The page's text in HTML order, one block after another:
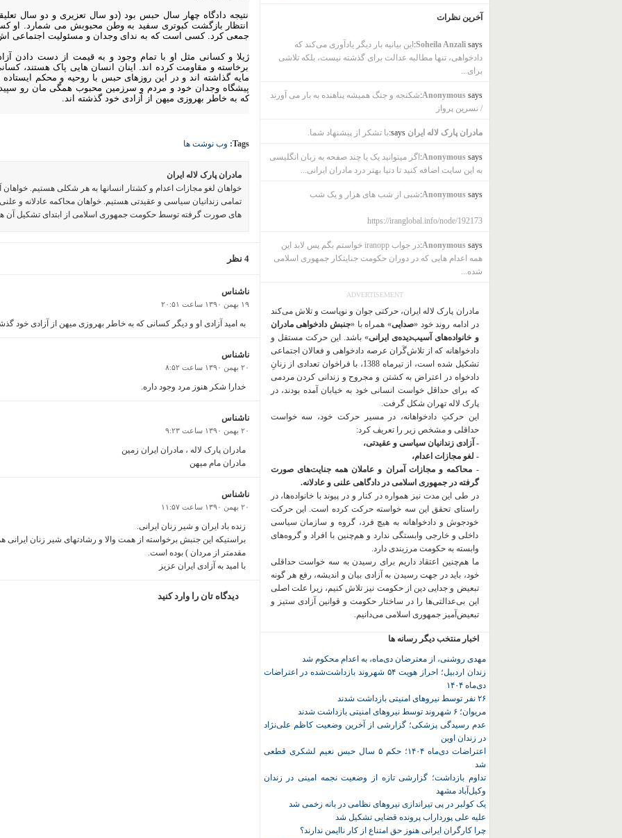
نتیجه دادگاه چهار سال حبس بود (دو سال تعزیری و دو سال
انتظار بازگشت کبوتری سفید به وطن محبوبش می شمارد. او
جمعی کرد. کسی است که به ندای وجدان و مسئولیت اجتماعی
ژیلا و کسانی مثل او با تمام وجود و به قیمت از دست دادن
برخاسته و مقاومت کرده اند. اینان انسان هایی پاک هستند،
مایه گذاشته اند و در این روزهای حبس با روحیه و محکم
پیشگاه وجدان خود و مردم و سرزمین محبوب همگی مان رو سپید
که به خاطر بهروزی میهن از آزادی خود گذشته اند.
Tags: وب نوشت ها
مادران پارک لاله ایران
خواهان لغو مجازات اعدام و کشتار انسانها به هر شکلی هستیم.
تمامی زندانیان سیاسی و عقیدتی هستیم. خواهان محاکمه عادلانه و
های صورت گرفته توسط حکومت جمهوری اسلامی از ابتدای تشکیل آن
4 نظر
ناشناس
۱۹ بهمن ۱۳۹۰ ساعت ۲۰:۵۱
به امید آزادی او و دیگر کسانی که به خاطر بهروزی میهن از آزادی خود
ناشناس
۲۰ بهمن ۱۳۹۰ ساعت ۸:۵۲
خدارا شكر هنوز مرد وجود داره.
ناشناس
۲۰ بهمن ۱۳۹۰ ساعت ۹:۲۳
مادران پارک لاله ، مادران ایران زمین
مادران مام میهن
ناشناس
۲۰ بهمن ۱۳۹۰ ساعت ۱۱:۵۷
زنده باد ایران و شیر زنان ایرانی.
براستیکه این جنبش برخواسته از همت والا و رشادتهای شیر زنان ایرانی
مقدمتر از مردان ) بوده است.
با امید به آزادی ایران عزیز
دیدگاه تان را وارد کنید
آخرین نظرات
Soheila Anzalisays:
این بیانیه بار دیگر یادآوری می‌کند که
دادخواهی، تنها مطالبه عدالت برای گذشته نیست، بلکه تلاشی
برای...
Anonymoussays:
شکنجه و جنگ همیشه پناهنده به بار می آورند
/ نسرین پرواز
مادران پارک لاله ایران says: با تشکر از پیشنهاد شما.
Anonymoussays:
اگر میتوانید یک یا چند صفحه به زبان انگلیسی
به این سایت اضافه کنید تا دنیا بهتر درد مادران ایرانی...
Anonymoussays: شبی از شب های هزار و یک شب
https://iranglobal.info/node/192173
Anonymoussays:
در جواب iranopp خواستم بگم پس لابد این
همه اعدام هایی که در دوران حکومت جنایتکار جمهوری اسلامی
شده...
ADVERTISEMENT
مادران پارک لاله ایران، حرکتی جوان و نوپاست و تلاش می‌کند
در ادامه روند خود «صدایی» همراه با «جنبش دادخواهی مادران
و خانواده‌های آسیب‌دیده‌ی ایرانی» باشد. این حرکت مستقل و
دادخواهانه که از تلاش‌گَران عرصه دادخواهی و فعالان اجتماعی
تشکیل شده است، از تیرماه 1388، با فراخوان تعدادی از زنانِ
دادخواه در اعتراض به کشتن و مجروح و زندانی کردن مردمی
که برای حداقل خواست انسانی خود به خیابان آمده بودند، در
پارک لاله تهران شکل گرفت.
این حرکتِ دادخواهانه، در مسیر حرکت خود، سه خواست
حداقلی و مشخص زیر را تعریف کرد:
- آزادی زندانیان سیاسی و عقیدتی،
- لغو مجازات اعدام،
- محاکمه و مجازات آمران و عاملان همه جنایت‌های صورت
گرفته در جمهوری اسلامی در دادگاهی علنی و عادلانه.
در طی این مدت نیز همواره در کنار و در پیوند با خانواده‌ها، در
راستای تحقق این سه خواسته حرکت کرده است. این حرکت
خودجوش و دادخواهانه به هیچ فرد، گروه و سازمان سیاسی
داخلی و خارجی وابستگی ندارد و هم‌چنین با افراد و گروه‌های
وابسته به حکومت مرزبندی دارد.
ما هم‌چنین اعتقاد داریم برای رسیدن به سه خواست حداقلی
خود، باید در جهت رسیدن به آزادی بیان و اندیشه، رفع هر گونه
تبعیض و جدایی دین از حکومت نیز تلاش کنیم، زیرا علت اصلی
این بی‌عدالتی‌ها را در ساختار حکومت و قوانین آزادی ستیز و
تبعیض‌آمیز جمهوری اسلامی می‌دانیم.
اخبار منتخب دیگر رسانه ها
مهدی روشنی، از معترضان دی‌ماه، به اعدام محکوم شد
زندان اردبیل؛ احراز هویت ۵۴ شهروند بازداشت‌شده در اعتراضات
دی‌ماه ۱۴۰۴
۲۶ نفر توسط نیروهای امنیتی بازداشت شدند
مریوان؛ ۶ شهروند توسط نیروهای امنیتی بازداشت شدند
عدم رسیدگی پزشکی؛ گزارشی از آخرین وضعیت کاظم علی‌نژاد
در زندان اوین
اعتراضات دی‌ماه ۱۴۰۴؛ حکم ۵ سال حبس نعیم لشکری قطعی
شد
تداوم بازداشت؛ گزارشی تازه از وضعیت نجمه امینی در زندان
وکیل‌آباد مشهد
یک کولبر در پی تیراندازی نیروهای نظامی در بانه زخمی شد
علیه علی پورداراب پرونده قضایی تشکیل شد
چرا کارگران ایرانی هنوز حق امتناع از کار ناایمن ندارند؟